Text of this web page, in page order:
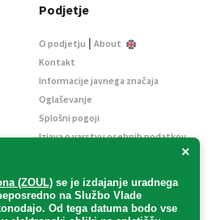
×
(ZOUL) se je izdajanje uradnega
na Službo Vlade
. Od tega datuma bodo vse
Podjetje
O podjetju | About
Kontakt
Informacije javnega značaja
Oglaševanje
Splošni pogoji
Izjava o varstvu osebnih podatkov